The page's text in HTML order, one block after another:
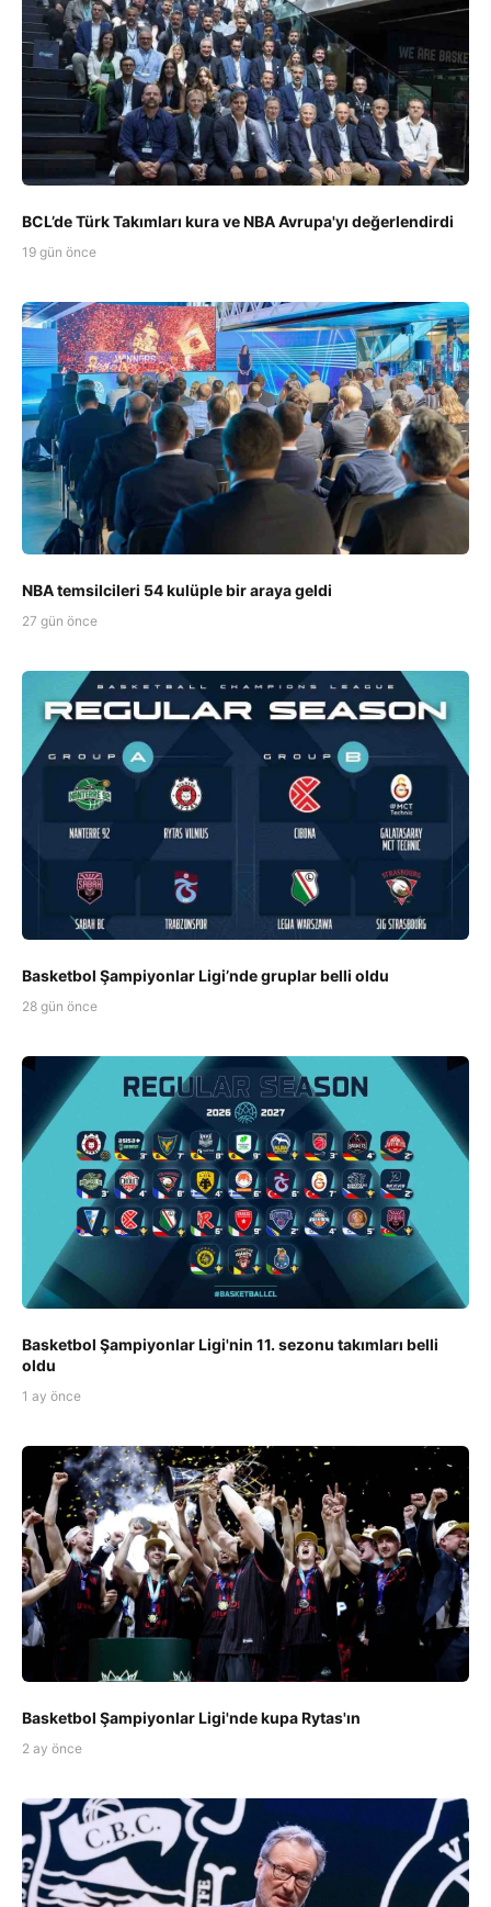
BCL’de Türk Takımları kura ve NBA Avrupa'yı değerlendirdi
19 gün önce
NBA temsilcileri 54 kulüple bir araya geldi
27 gün önce
Basketbol Şampiyonlar Ligi’nde gruplar belli oldu
28 gün önce
Basketbol Şampiyonlar Ligi'nin 11. sezonu takımları belli
oldu
1 ay önce
Basketbol Şampiyonlar Ligi'nde kupa Rytas'ın
2 ay önce